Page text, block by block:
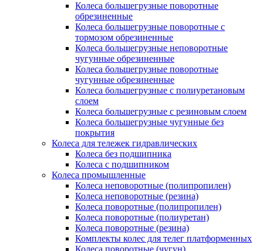
Колеса большегрузные поворотные
обрезиненные
Колеса большегрузные поворотные с
тормозом обрезиненные
Колеса большегрузные неповоротные
чугунные обрезиненные
Колеса большегрузные поворотные
чугунные обрезиненные
Колеса большегрузные с полиуретановым
слоем
Колеса большегрузные с резиновым слоем
Колеса большегрузные чугунные без
покрытия
Колеса для тележек гидравлических
Колеса без подшипника
Колеса с подшипником
Колеса промышленные
Колеса неповоротные (полипропилен)
Колеса неповоротные (резина)
Колеса поворотные (полипропилен)
Колеса поворотные (полиуретан)
Колеса поворотные (резина)
Комплекты колес для телег платформенных
Колеса поворотные (чугун)